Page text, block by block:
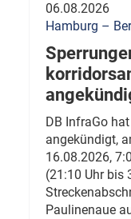
06.08.2026
Hamburg –
DB InfraGo
angekündigt,
16.08.2026,
(21:10 Uhr bis
Paulinenaue